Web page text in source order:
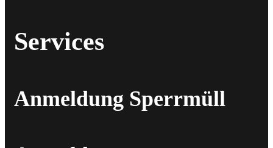
Services
Anmeldung Sperrmüll